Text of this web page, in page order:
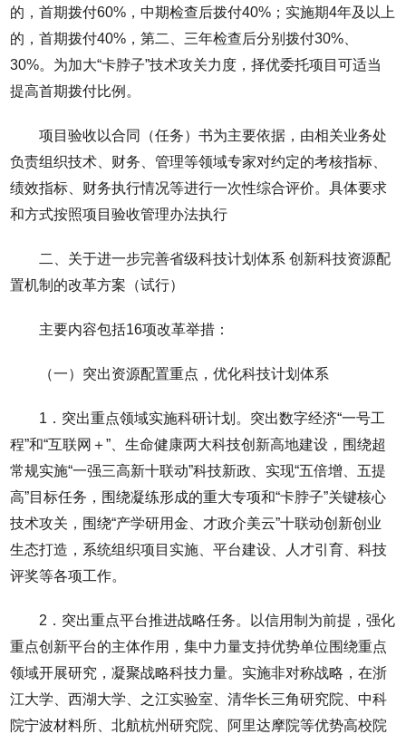
的，首期拨付60%，中期检查后拨付40%；实施期4年及以上
的，首期拨付40%，第二、三年检查后分别拨付30%、
30%。为加大“卡脖子”技术攻关力度，择优委托项目可适当
提高首期拨付比例。
项目验收以合同（任务）书为主要依据，由相关业务处
负责组织技术、财务、管理等领域专家对约定的考核指标、
绩效指标、财务执行情况等进行一次性综合评价。具体要求
和方式按照项目验收管理办法执行
二、关于进一步完善省级科技计划体系 创新科技资源配
置机制的改革方案（试行）
主要内容包括16项改革举措：
（一）突出资源配置重点，优化科技计划体系
1．突出重点领域实施科研计划。突出数字经济“一号工
程”和“互联网＋”、生命健康两大科技创新高地建设，围绕超
常规实施“一强三高新十联动”科技新政、实现“五倍增、五提
高”目标任务，围绕凝练形成的重大专项和“卡脖子”关键核心
技术攻关，围绕“产学研用金、才政介美云”十联动创新创业
生态打造，系统组织项目实施、平台建设、人才引育、科技
评奖等各项工作。
2．突出重点平台推进战略任务。以信用制为前提，强化
重点创新平台的主体作用，集中力量支持优势单位围绕重点
领域开展研究，凝聚战略科技力量。实施非对称战略，在浙
江大学、西湖大学、之江实验室、清华长三角研究院、中科
院宁波材料所、北航杭州研究院、阿里达摩院等优势高校院